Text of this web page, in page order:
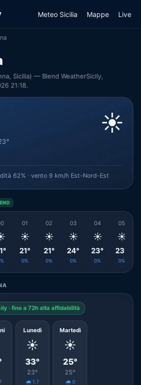
Meteo Sicilia Mappe Live
Sicilia) — Blend WeatherSicily,
21:18.
☀️
62% · vento 9 km/h Est-Nord-Est
01
☀️
21°
0%
02
☀️
21°
0%
03
☀️
24°
0%
04
☀️
23°
0%
05
☀️
23°
0%
· fino a 72h alta affidabilità
Lunedì
☀️
33°
23°
🌧️ 1.7
Martedì
☀️
25°
25°
🌧️ 0